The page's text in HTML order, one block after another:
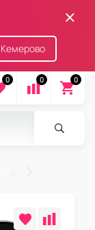
Кемерово
0 0 0